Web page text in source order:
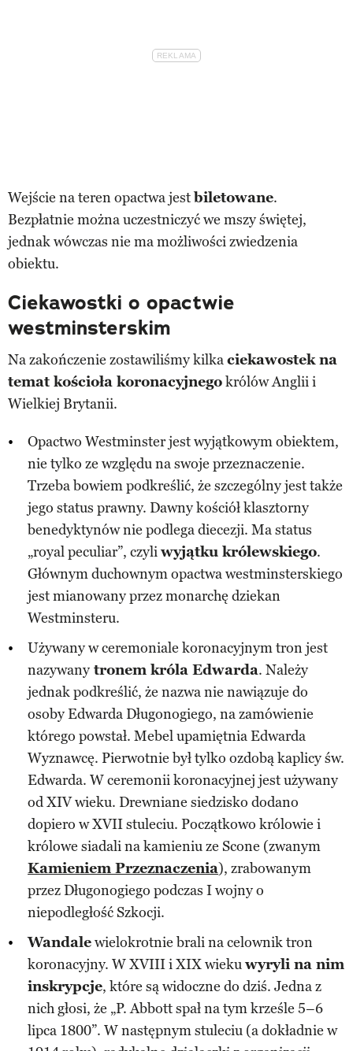
Wejście na teren opactwa jestbiletowane.
Bezpłatnie można uczestniczyć we mszy świętej,
jednak wówczas nie ma możliwości zwiedzenia
obiektu.
Ciekawostki o opactwie
westminsterskim
Na zakończenie zostawiliśmy kilkaciekawostek na
temat kościoła koronacyjnegokrólów Anglii i
Wielkiej Brytanii.
Opactwo Westminster jest wyjątkowym obiektem,
nie tylko ze względu na swoje przeznaczenie.
Trzeba bowiem podkreślić, że szczególny jest także
jego status prawny. Dawny kościół klasztorny
benedyktynów nie podlega diecezji. Ma status
„royal peculiar”, czyliwyjątku królewskiego.
Głównym duchownym opactwa westminsterskiego
jest mianowany przez monarchę dziekan
Westminsteru.
Używany w ceremoniale koronacyjnym tron jest
nazywany tronem króla Edwarda. Należy
jednak podkreślić, że nazwa nie nawiązuje do
osoby Edwarda Długonogiego, na zamówienie
którego powstał. Mebel upamiętnia Edwarda
Wyznawcę. Pierwotnie był tylko ozdobą kaplicy św.
Edwarda. W ceremonii koronacyjnej jest używany
od XIV wieku. Drewniane siedzisko dodano
dopiero w XVII stuleciu. Początkowo królowie i
królowe siadali na kamieniu ze Scone (zwanym
Kamieniem Przeznaczenia), zrabowanym
przez Długonogiego podczas I wojny o
niepodległość Szkocji.
Wandalewielokrotnie brali na celownik tron
koronacyjny. W XVIII i XIX wiekuwyryli na nim
inskrypcje, które są widoczne do dziś. Jedna z
nich głosi, że „P. Abbott spał na tym krześle 5–6
lipca 1800”. W następnym stuleciu (a dokładnie w